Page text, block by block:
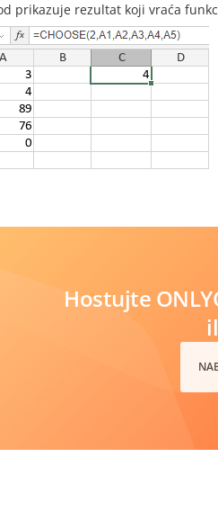
prikazuje rezultat koji vraća
Hostujte